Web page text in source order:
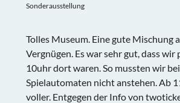
Sonderausstellung
Tolles Museum. Eine gute Mischung
Vergnügen. Es war sehr gut, dass
10uhr dort waren. So mussten wir
Spielautomaten nicht anstehen. Ab
voller. Entgegen der Info von